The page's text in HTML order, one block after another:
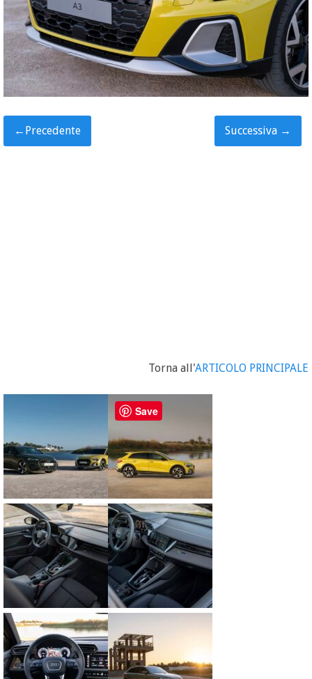
← Precedente Successiva →
Torna all'ARTICOLO PRINCIPALE
Save